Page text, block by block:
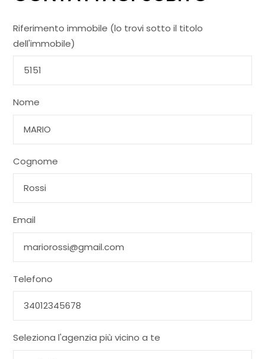
Riferimento immobile (lo trovi sotto il titolo
dell'immobile)
Nome
Cognome
Email
Telefono
Seleziona l'agenzia più vicino a te